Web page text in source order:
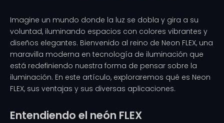
Imagine un mundo donde la luz se dobla y gira a su
voluntad, iluminando espacios con colores vibrantes y
diseños elegantes. Bienvenido al reino de Neon FLEX, una
maravilla moderna en tecnología de iluminación que
está redefiniendo nuestra forma de pensar sobre la
iluminación. En este artículo, exploraremos qué es Neon
FLEX, sus ventajas y sus diversas aplicaciones.
Entendiendo el neón FLEX